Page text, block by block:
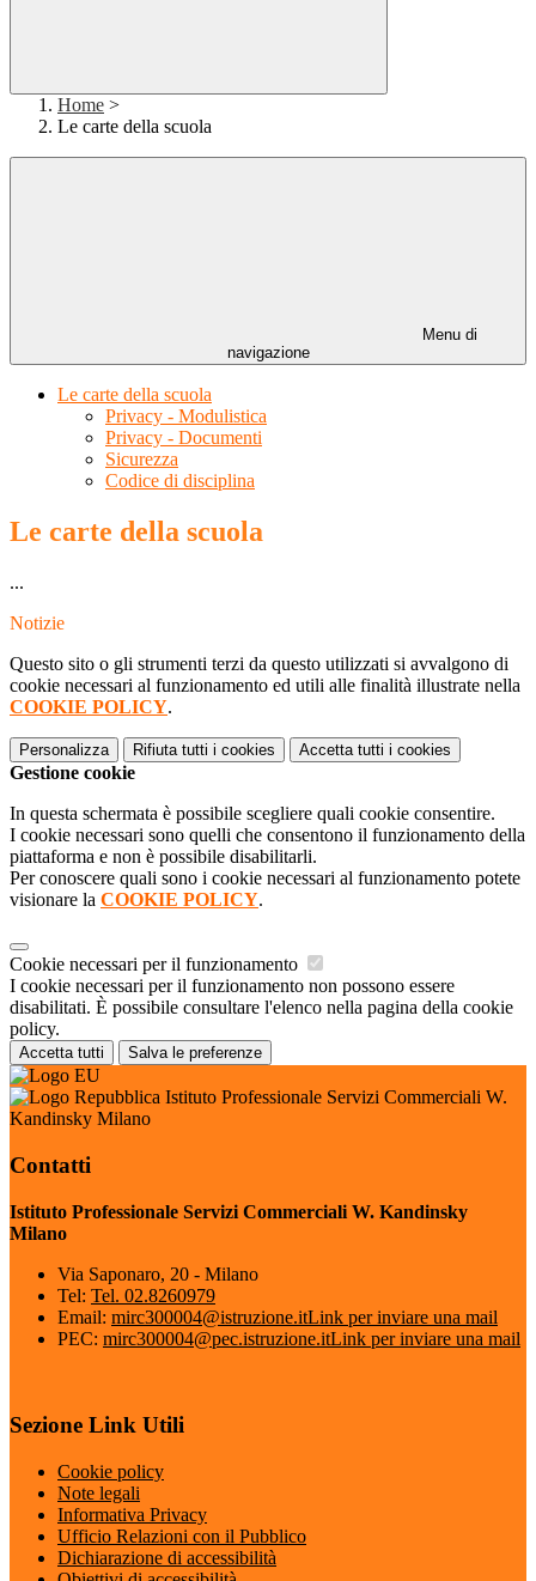
Home >
Le carte della scuola
Menu di
navigazione
Le carte della scuola
Privacy - Modulistica
Privacy - Documenti
Sicurezza
Codice di disciplina
Le carte della scuola
...
Notizie
Questo sito o gli strumenti terzi da questo utilizzati si avvalgono di
cookie necessari al funzionamento ed utili alle finalità illustrate nella
COOKIE POLICY.
Personalizza Rifiuta tutti i cookies Accetta tutti i cookies
Gestione cookie
In questa schermata è possibile scegliere quali cookie consentire.
I cookie necessari sono quelli che consentono il funzionamento della
piattaforma e non è possibile disabilitarli.
Per conoscere quali sono i cookie necessari al funzionamento potete
visionare la COOKIE POLICY.
Cookie necessari per il funzionamento
I cookie necessari per il funzionamento non possono essere
disabilitati. È possibile consultare l'elenco nella pagina della cookie
policy.
Accetta tutti Salva le preferenze
Istituto Professionale Servizi Commerciali W.
Kandinsky Milano
Contatti
Istituto Professionale Servizi Commerciali W. Kandinsky
Milano
Via Saponaro, 20 - Milano
Tel: Tel. 02.8260979
Email: mirc300004@istruzione.itLink per inviare una mail
PEC: mirc300004@pec.istruzione.itLink per inviare una mail
Sezione Link Utili
Cookie policy
Note legali
Informativa Privacy
Ufficio Relazioni con il Pubblico
Dichiarazione di accessibilità